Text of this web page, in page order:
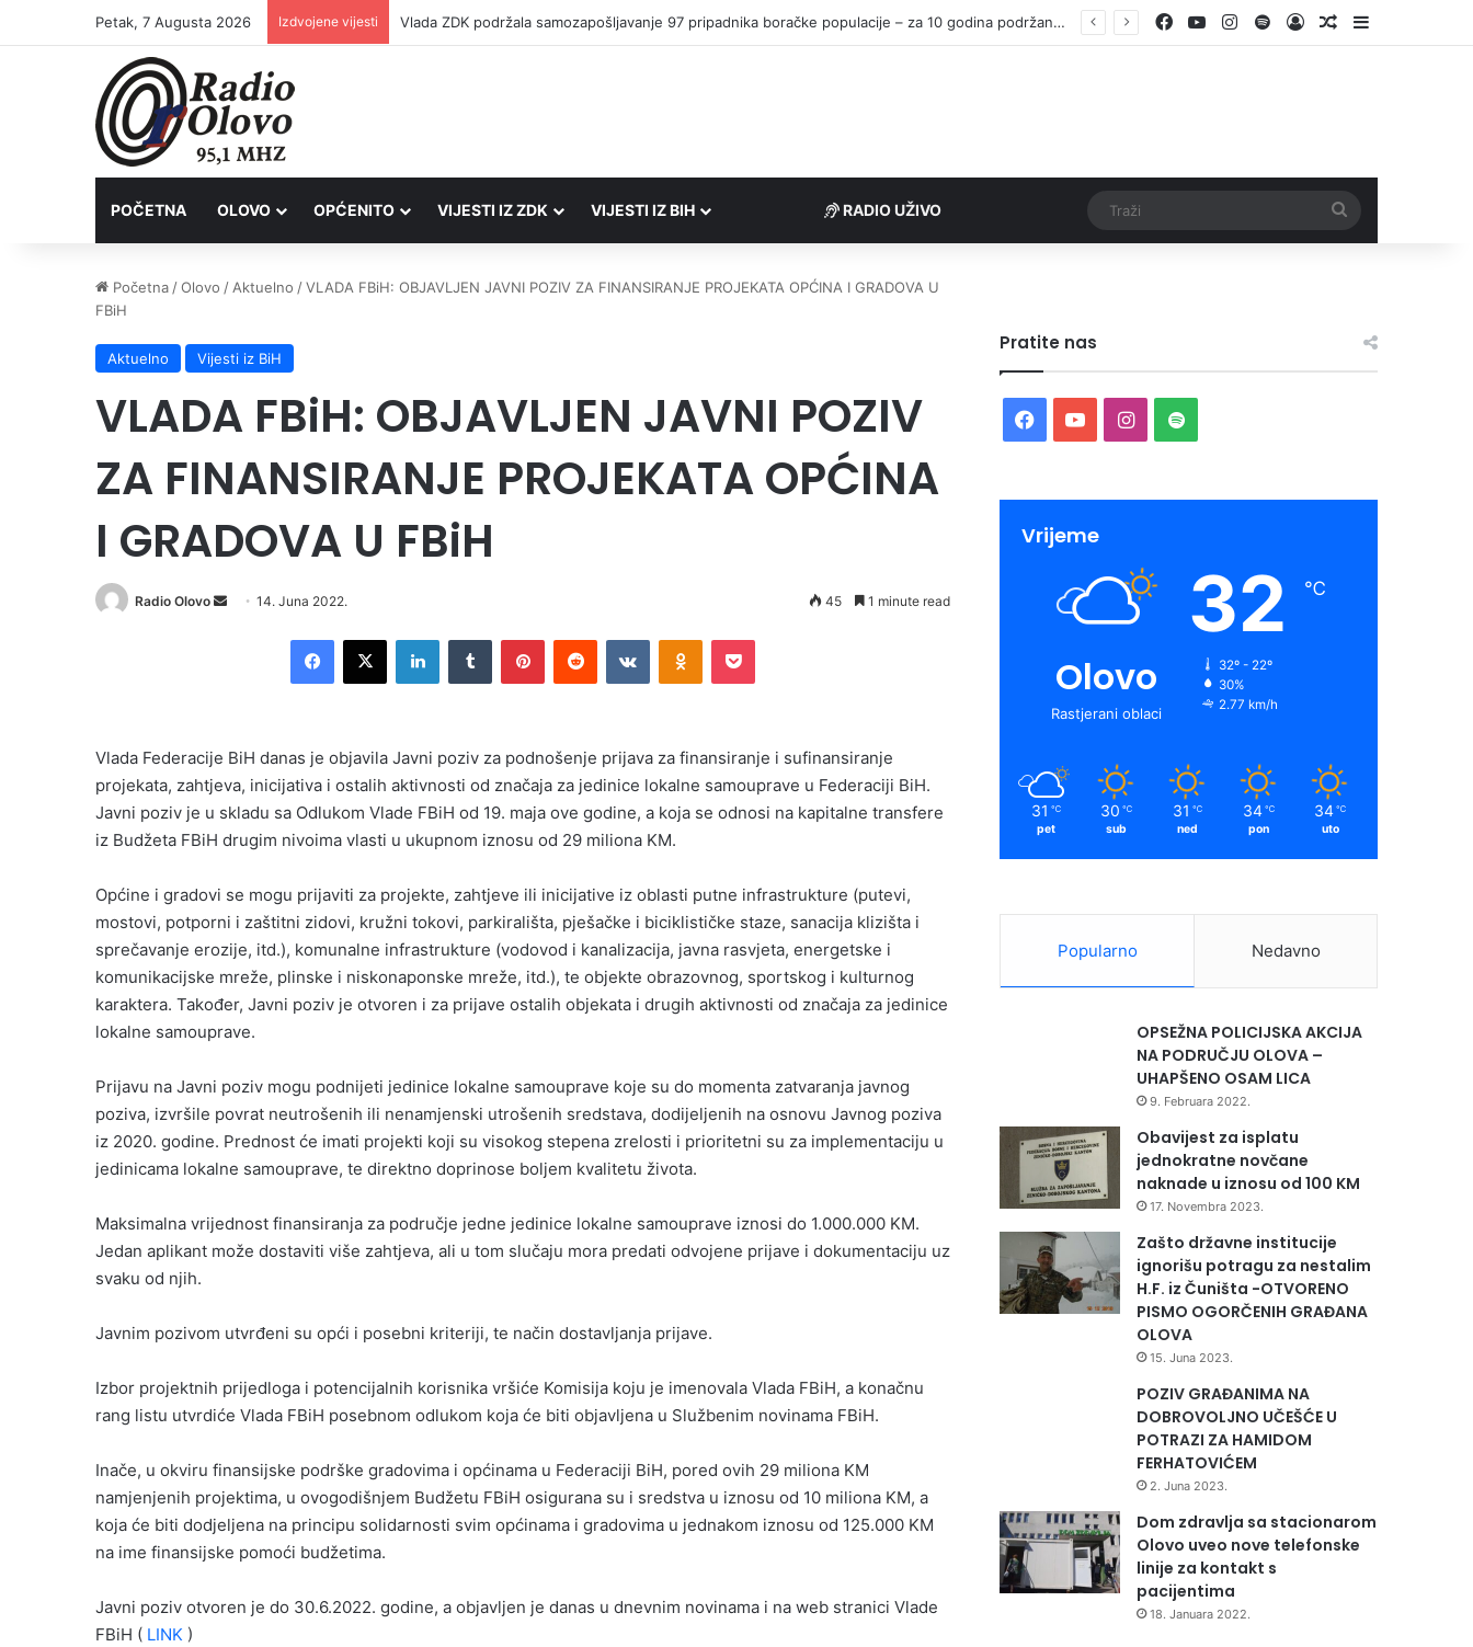
Petak, 7 Augusta 2026 Izdvojene vijesti Otvorene prijave za Bingo Festival Fits: Odaberite outfit s omiljenim influencerom i zablistajte na Crvenom tepihu Sarajevo Film Festivala Facebook
YouTubeInstagram
SpotifyLog InRandom Article
Sidebar
POČETNA OLOVO OPĆENITO VIJESTI IZ ZDK VIJESTI IZ BIH RADIO UŽIVO
Početna /Olovo / Aktuelno /VLADA FBiH: OBJAVLJEN JAVNI POZIV ZA FINANSIRANJE PROJEKATA OPĆINA I GRADOVA U
FBiH
Aktuelno Vijesti iz BiH
VLADA FBiH: OBJAVLJEN JAVNI POZIV
ZA FINANSIRANJE PROJEKATA OPĆINA
I GRADOVA U FBiH
Radio Olovo
Send14. Juna 2022. 45 1 minute read
Facebook
X LinkedInTumblr PinterestReddit VKontakteOdnoklassniki
Pocket
Vlada Federacije BiH danas je objavila Javni poziv za podnošenje prijava za finansiranje i sufinansiranje
projekata, zahtjeva, inicijativa i ostalih aktivnosti od značaja za jedinice lokalne samouprave u Federaciji BiH.
Javni poziv je u skladu sa Odlukom Vlade FBiH od 19. maja ove godine, a koja se odnosi na kapitalne transfere
iz Budžeta FBiH drugim nivoima vlasti u ukupnom iznosu od 29 miliona KM.
Općine i gradovi se mogu prijaviti za projekte, zahtjeve ili inicijative iz oblasti putne infrastrukture (putevi,
mostovi, potporni i zaštitni zidovi, kružni tokovi, parkirališta, pješačke i biciklističke staze, sanacija klizišta i
sprečavanje erozije, itd.), komunalne infrastrukture (vodovod i kanalizacija, javna rasvjeta, energetske i
komunikacijske mreže, plinske i niskonaponske mreže, itd.), te objekte obrazovnog, sportskog i kulturnog
karaktera. Također, Javni poziv je otvoren i za prijave ostalih objekata i drugih aktivnosti od značaja za jedinice
lokalne samouprave.
Prijavu na Javni poziv mogu podnijeti jedinice lokalne samouprave koje su do momenta zatvaranja javnog
poziva, izvršile povrat neutrošenih ili nenamjenski utrošenih sredstava, dodijeljenih na osnovu Javnog poziva
iz 2020. godine. Prednost će imati projekti koji su visokog stepena zrelosti i prioritetni su za implementaciju u
jedinicama lokalne samouprave, te direktno doprinose boljem kvalitetu života.
Maksimalna vrijednost finansiranja za područje jedne jedinice lokalne samouprave iznosi do 1.000.000 KM.
Jedan aplikant može dostaviti više zahtjeva, ali u tom slučaju mora predati odvojene prijave i dokumentaciju uz
svaku od njih.
Javnim pozivom utvrđeni su opći i posebni kriteriji, te način dostavljanja prijave.
Izbor projektnih prijedloga i potencijalnih korisnika vršiće Komisija koju je imenovala Vlada FBiH, a konačnu
rang listu utvrdiće Vlada FBiH posebnom odlukom koja će biti objavljena u Službenim novinama FBiH.
Inače, u okviru finansijske podrške gradovima i općinama u Federaciji BiH, pored ovih 29 miliona KM
namjenjenih projektima, u ovogodišnjem Budžetu FBiH osigurana su i sredstva u iznosu od 10 miliona KM, a
koja će biti dodjeljena na principu solidarnosti svim općinama i gradovima u jednakom iznosu od 125.000 KM
na ime finansijske pomoći budžetima.
Javni poziv otvoren je do 30.6.2022. godine, a objavljen je danas u dnevnim novinama i na web stranici Vlade
FBiH ( LINK )
Pratite nas
Facebook
YouTubeInstagram
Spotify
Vrijeme
Olovo
Rastjerani oblaci
32 ℃
32º - 22º
30%
2.77 km/h
31 ℃
pet
30 ℃
sub
31 ℃
ned
34 ℃
pon
34 ℃
uto
Popularno Nedavno
OPSEŽNA POLICIJSKA AKCIJA
NA PODRUČJU OLOVA –
UHAPŠENO OSAM LICA
9. Februara 2022.
Obavijest za isplatu
jednokratne novčane
naknade u iznosu od 100 KM
17. Novembra 2023.
Zašto državne institucije
ignorišu potragu za nestalim
H.F. iz Čuništa -OTVORENO
PISMO OGORČENIH GRAĐANA
OLOVA
15. Juna 2023.
POZIV GRAĐANIMA NA
DOBROVOLJNO UČEŠĆE U
POTRAZI ZA HAMIDOM
FERHATOVIĆEM
2. Juna 2023.
Dom zdravlja sa stacionarom
Olovo uveo nove telefonske
linije za kontakt s
pacijentima
18. Januara 2022.